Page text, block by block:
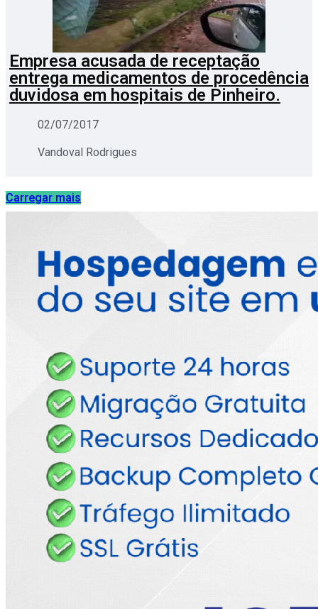
Empresa acusada de receptação
entrega medicamentos de procedência
duvidosa em hospitais de Pinheiro.
02/07/2017
Vandoval Rodrigues
Carregar mais